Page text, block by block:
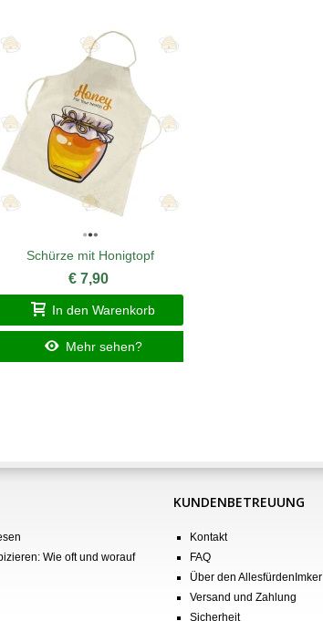
Schürze mit Honigtopf
€ 7,90
In den Warenkorb
Mehr sehen?
Wie oft und worauf
KUNDENBETREUUNG
Kontakt
FAQ
Über den AllesfürdenImker
Versand und Zahlung
Sicherheit